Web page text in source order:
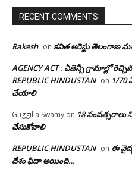
RECENT COMMENTS
Rakesh on కవిత అరెస్టు తెలంగాణ
AGENCY ACT : ఏజెన్సీ గ్రామాల్లో
REPUBLIC HINDUSTAN on 1/70
చేయాలి
Guggilla Swamy on 18 సంవత్సరాలు
చేసుకోవాలి
REPUBLIC HINDUSTAN on ఈ
దేశం ఫిదా అయింది…